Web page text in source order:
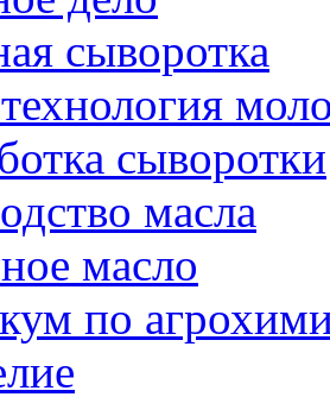
сыворотка
сыворотки
масла
масло
по